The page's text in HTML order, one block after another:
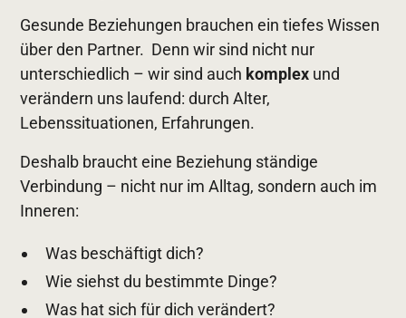
Gesunde Beziehungen brauchen ein tiefes Wissen
über den Partner. Denn wir sind nicht nur
unterschiedlich – wir sind auch komplex und
verändern uns laufend: durch Alter,
Lebenssituationen, Erfahrungen.
Deshalb braucht eine Beziehung ständige
Verbindung – nicht nur im Alltag, sondern auch im
Inneren:
Was beschäftigt dich?
Wie siehst du bestimmte Dinge?
Was hat sich für dich verändert?